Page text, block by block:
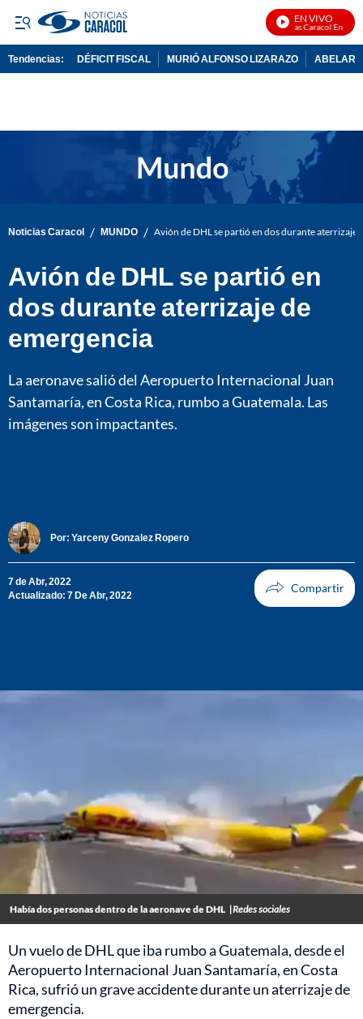
EN VIVO
Noticias Caracol En Vivo
Tendencias: DÉFICIT FISCAL MURIÓ ALFONSO LIZARAZO
Noticias Caracol / MUNDO / Avión de DHL se partió en dos durante aterrizaje
Avión de DHL se partió en
dos durante aterrizaje de
emergencia
La aeronave salió del Aeropuerto Internacional Juan
Santamaría, en Costa Rica, rumbo a Guatemala. Las
imágenes son impactantes.
Por: Yarceny Gonzalez Ropero
7 de Abr, 2022
Actualizado: 7 De Abr, 2022
Había dos personas dentro de la aeronave de DHL |Redes sociales
Un vuelo de DHL que iba rumbo a Guatemala, desde el
Aeropuerto Internacional Juan Santamaría, en Costa
Rica, sufrió un grave accidente durante un aterrizaje de
emergencia.